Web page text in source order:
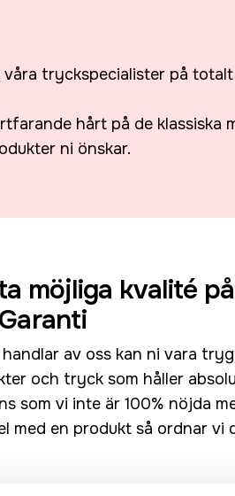
tryckspecialister på totalt
hårt på de klassiska
ni önskar.
möjliga kvalité
handlar av oss kan ni vara
och tryck som håller
som vi inte är 100% nöjda
med en produkt så ordnar vi